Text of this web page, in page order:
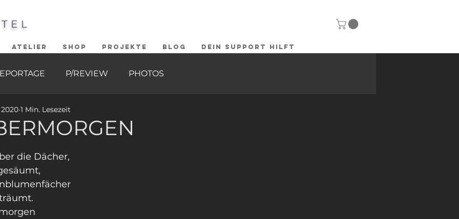
ATELIER SHOP PROJEKTE BLOG DEIN SUPPORT HILFT
P/REVIEW PHOTOS
2020 1 Min. Lesezeit
die Dächer,